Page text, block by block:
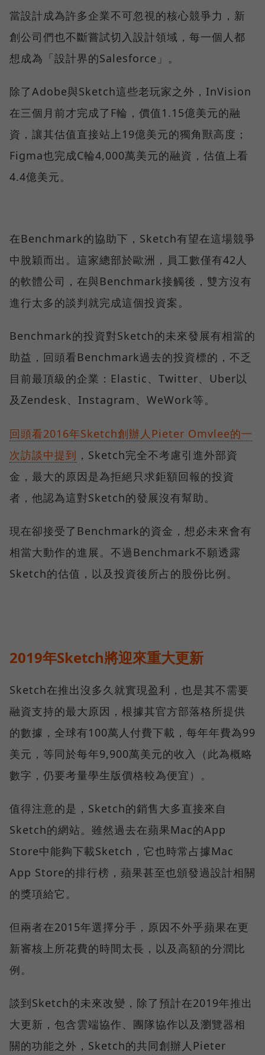
當設計成為許多企業不可忽視的核心競爭力，新
創公司們也不斷嘗試切入設計領域，每一個人都
想成為「設計界的Salesforce」。
除了Adobe與Sketch這些老玩家之外，InVision
在三個月前才完成了F輪，價值1.15億美元的融
資，讓其估值直接站上19億美元的獨角獸高度；
Figma也完成C輪4,000萬美元的融資，估值上看
4.4億美元。
在Benchmark的協助下，Sketch有望在這場競爭
中脫穎而出。這家總部於歐洲，員工數僅有42人
的軟體公司，在與Benchmark接觸後，雙方沒有
進行太多的談判就完成這個投資案。
Benchmark的投資對Sketch的未來發展有相當的
助益，回頭看Benchmark過去的投資標的，不乏
目前最頂級的企業：Elastic、Twitter、Uber以
及Zendesk、Instagram、WeWork等。
回頭看2016年Sketch創辦人Pieter Omvlee的一
次訪談中提到 ，Sketch完全不考慮引進外部資
金，最大的原因是為拒絕只求鉅額回報的投資
者，他認為這對Sketch的發展沒有幫助。
現在卻接受了Benchmark的資金，想必未來會有
相當大動作的進展。不過Benchmark不願透露
Sketch的估值，以及投資後所占的股份比例。
2019年Sketch將迎來重大更新
Sketch在推出沒多久就實現盈利，也是其不需要
融資支持的最大原因，根據其官方部落格所提供
的數據，全球有100萬人付費下載，每年年費為99
美元，等同於每年9,900萬美元的收入（此為概略
數字，仍要考量學生版價格較為便宜）。
值得注意的是，Sketch的銷售大多直接來自
Sketch的網站。雖然過去在蘋果Mac的App
Store中能夠下載Sketch，它也時常占據Mac
App Store的排行榜，蘋果甚至也頒發過設計相關
的獎項給它。
但兩者在2015年選擇分手，原因不外乎蘋果在更
新審核上所花費的時間太長，以及高額的分潤比
例。
談到Sketch的未來改變，除了預計在2019年推出
大更新，包含雲端協作、團隊協作以及瀏覽器相
關的功能之外，Sketch的共同創辦人Pieter